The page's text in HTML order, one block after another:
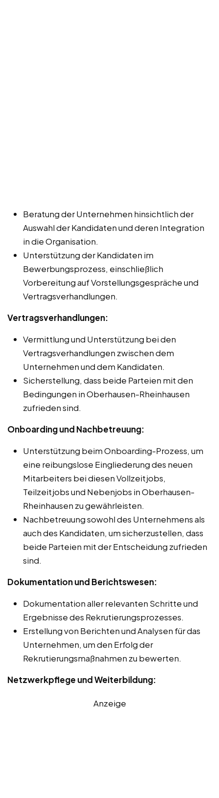
Beratung der Unternehmen hinsichtlich der
Auswahl der Kandidaten und deren Integration
in die Organisation.
Unterstützung der Kandidaten im
Bewerbungsprozess, einschließlich
Vorbereitung auf Vorstellungsgespräche und
Vertragsverhandlungen.
Vertragsverhandlungen:
Vermittlung und Unterstützung bei den
Vertragsverhandlungen zwischen dem
Unternehmen und dem Kandidaten.
Sicherstellung, dass beide Parteien mit den
Bedingungen in Oberhausen-Rheinhausen
zufrieden sind.
Onboarding und Nachbetreuung:
Unterstützung beim Onboarding-Prozess, um
eine reibungslose Eingliederung des neuen
Mitarbeiters bei diesen Vollzeitjobs,
Teilzeitjobs und Nebenjobs in Oberhausen-
Rheinhausen zu gewährleisten.
Nachbetreuung sowohl des Unternehmens als
auch des Kandidaten, um sicherzustellen, dass
beide Parteien mit der Entscheidung zufrieden
sind.
Dokumentation und Berichtswesen:
Dokumentation aller relevanten Schritte und
Ergebnisse des Rekrutierungsprozesses.
Erstellung von Berichten und Analysen für das
Unternehmen, um den Erfolg der
Rekrutierungsmaßnahmen zu bewerten.
Netzwerkpflege und Weiterbildung:
Anzeige